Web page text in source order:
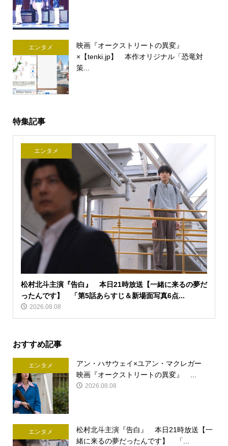
エンタメ
映画『オークストリートの異変』
×【tenki.jp】 本作オリジナル「恐竜対
策...
特集記事
エンタメ
松村北斗主演『告白』 本日21時放送【一緒に来るの夢だ
ったんです】 「第5話あらすじ＆新場面写真6点...
2026.08.08
おすすめ記事
エンタメ
アン・ハサウェイ×ユアン・マクレガー
映画『オークストリートの異変』 ...
2026.08.08
エンタメ
松村北斗主演『告白』 本日21時放送【一
緒に来るの夢だったんです】 「...